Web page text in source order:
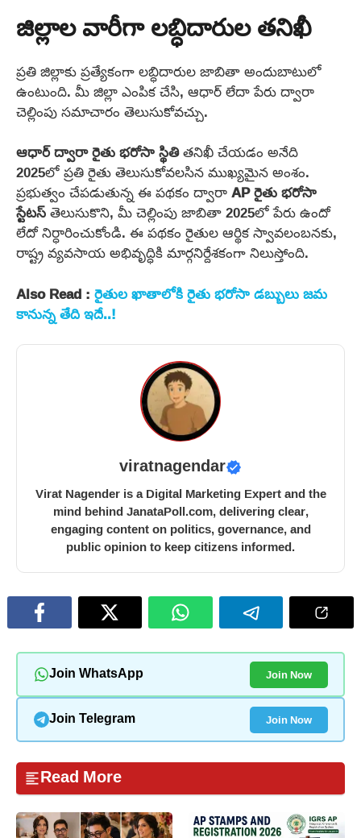
జిల్లాల వారీగా లబ్ధిదారుల తనిఖీ
ప్రతి జిల్లాకు ప్రత్యేకంగా లబ్ధిదారుల జాబితా అందుబాటులో
ఉంటుంది. మీ జిల్లా ఎంపిక చేసి, ఆధార్ లేదా పేరు ద్వారా
చెల్లింపు సమాచారం తెలుసుకోవచ్చు.
ఆధార్ ద్వారా రైతు భరోసా స్థితితనిఖీ చేయడం అనేది
2025లో ప్రతి రైతు తెలుసుకోవలసిన ముఖ్యమైన అంశం.
ప్రభుత్వం చేపడుతున్న ఈ పథకం ద్వారాAP రైతు భరోసా
స్టేటస్తెలుసుకొని, మీ చెల్లింపు జాబితా 2025లో పేరు ఉందో
లేదో నిర్ధారించుకోండి. ఈ పథకం రైతుల ఆర్థిక స్వావలంబనకు,
రాష్ట్ర వ్యవసాయ అభివృద్ధికి మార్గనిర్దేశకంగా నిలుస్తోంది.
Also Read :రైతుల ఖాతాలోకి రైతు భరోసా డబ్బులు జమ
కానున్న తేది ఇదే..!
viratnagendar
Virat Nagender is a Digital Marketing Expert and the
mind behind JanataPoll.com, delivering clear,
engaging content on politics, governance, and
public opinion to keep citizens informed.
Join WhatsApp Join Now
Join Telegram Join Now
Read More